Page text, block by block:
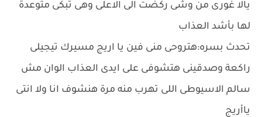
يالا غورى من وشى ركضت الى الاعلى وهى تبكى متوعدة
لها بأشد العذاب
تحدث بسره:هتروحى منى فين يا اريج مسيرك تيجيلى
راكعة وصدقينى هتشوفى على ايدى العذاب الوان مش
سالم الاسيوطى اللى تهرب منه مرة هنشوف انا ولا انتى
ياأريج